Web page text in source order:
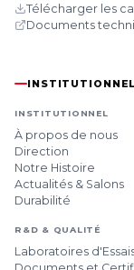
Télécharger les
Documents
INSTITUTIONNEL
À propos de nous
Direction
Notre Histoire
Actualités & Salons
Durabilité
R&D & QUALITÉ
Laboratoires